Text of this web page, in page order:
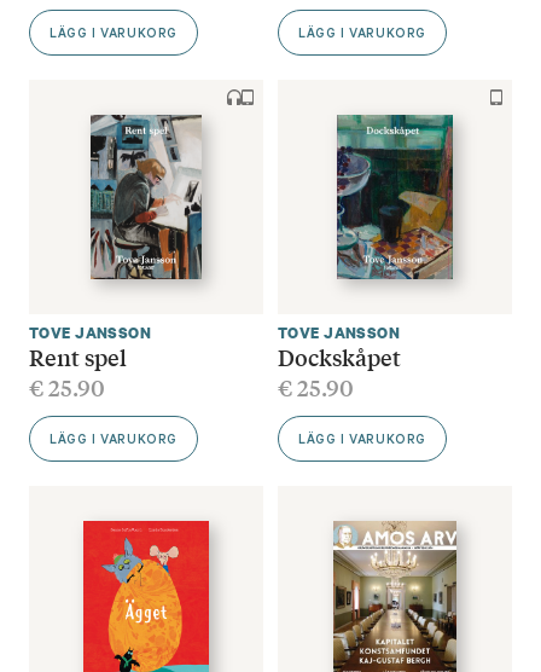
LÄGG I VARUKORG LÄGG I VARUKORG
TOVE JANSSON
Rent spel
€25.90
LÄGG I VARUKORG
TOVE JANSSON
Dockskåpet
€25.90
LÄGG I VARUKORG